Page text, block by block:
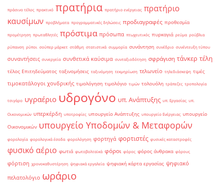
πράσινο τέλος πρακτικό πρατήρια πρατήριο ενέργειας πρατήριο
καυσίμων προβλήματα προγραμματικές δηλώσεις προδιαγραφές προθεσμία
προμέτρηση πρωταθλητές πρόστιμα πρόσωπα πτωχευτικός πυρκαγιά ρεύμα ρούβλια
ρύπανση ρύποι σούπερ μάρκετ στάθμη στατιστικά συμμορία συνάντηση συνέδριο συνέντευξη τύπου
συναντήσεις συνεργεία συνθετικά καύσιμα συνταξιοδότηση σφράγιση τάνκερ τέλη
τέλος Επιτηδεύματος ταξινομήσεις ταξινόμηση τεκμηρίωση τελωνείο τηλεδιάσκεψη τιμές
τιμοκατάλογοι χονδρικής τιμολόγηση τιμολόγιο τιμών τολουόλη τράπεζες τροπολογία
τσιγάρο υγραέριο υδρογόνο υπ. Ανάπτυξης υπ. Εργασίας υπ.
Οικονομικών υπερκέρδη υποτροφίες υπουργείο Ανάπτυξης υπουργείο Ενέργειας υπουργείο
Οικονομικών υπουργείο Υποδομών & Μεταφορών
φορολογία φορολογικά έσοδα φορολόγηση φορτηγά φορτιστές φυσικές καταστροφές
φυσικό αέριο φωτιά φωτοβολταϊκά φόροι φόρος φόρος άνθρακα φόρους
φόρτιση χρονοκαθυστέρηση ψηφιακά εργαλεία ψηφιακή κάρτα εργασίας ψηφιακό
πελατολόγιο ωράριο